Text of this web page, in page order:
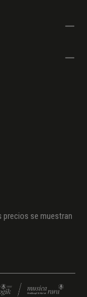
precios se muestran